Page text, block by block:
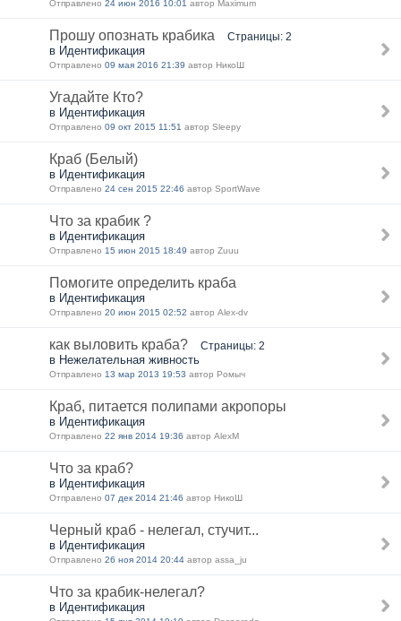
Отправлено 24 июн 2016 10:01 автор Maximum
Прошу опознать крабика Страницы: 2
в Идентификация
Отправлено 09 мая 2016 21:39 автор НикоШ
Угадайте Кто?
в Идентификация
Отправлено 09 окт 2015 11:51 автор Sleepy
Краб (Белый)
в Идентификация
Отправлено 24 сен 2015 22:46 автор SportWave
Что за крабик ?
в Идентификация
Отправлено 15 июн 2015 18:49 автор Zuuu
Помогите определить краба
в Идентификация
Отправлено 20 июн 2015 02:52 автор Alex-dv
как выловить краба? Страницы: 2
в Нежелательная живность
Отправлено 13 мар 2013 19:53 автор Ромыч
Краб, питается полипами акропоры
в Идентификация
Отправлено 22 янв 2014 19:36 автор AlexM
Что за краб?
в Идентификация
Отправлено 07 дек 2014 21:46 автор НикоШ
Черный краб - нелегал, стучит...
в Идентификация
Отправлено 26 ноя 2014 20:44 автор assa_ju
Что за крабик-нелегал?
в Идентификация